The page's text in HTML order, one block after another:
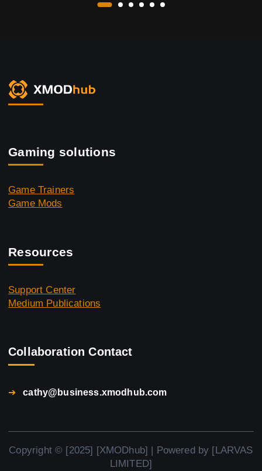
Gaming solutions
Game Trainers
Game Mods
Resources
Support Center
Medium Publications
Collaboration Contact
➔ cathy@business.xmodhub.com
Copyright © [2025] [XMODhub] | Powered by [LARVAS
LIMITED]